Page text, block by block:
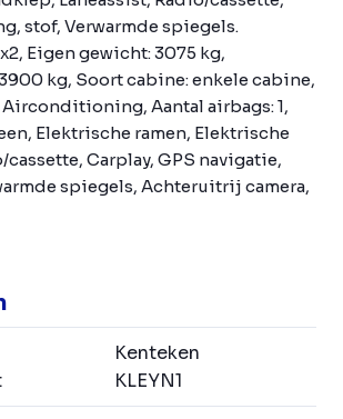
stof, Verwarmde spiegels.
Eigen gewicht: 3075 kg,
kg, Soort cabine: enkele cabine,
Aantal airbags: 1,
Elektrische ramen, Elektrische
Carplay, GPS navigatie,
spiegels, Achteruitrij camera,
Kenteken
KLEYN1